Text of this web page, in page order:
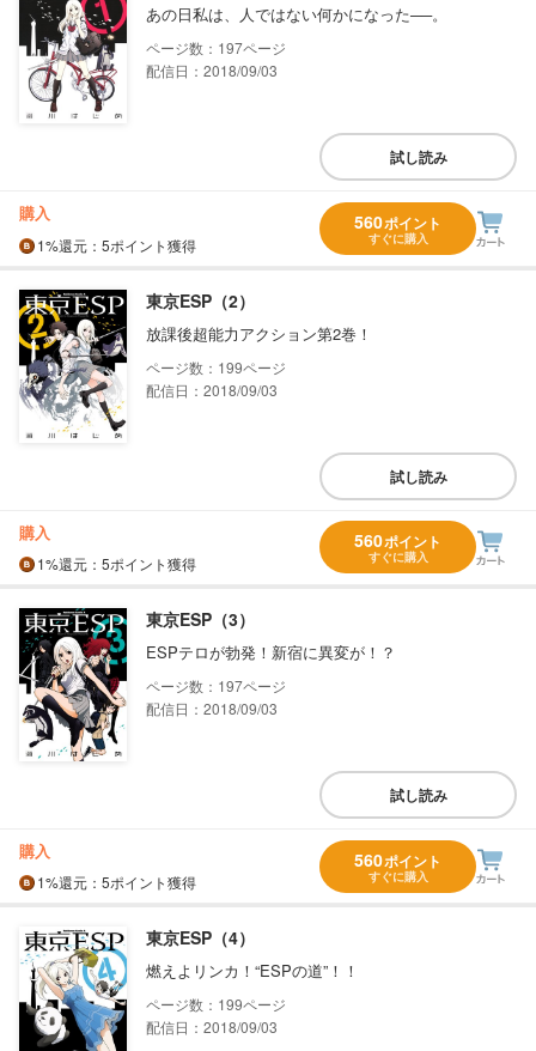
あの日私は、人ではない何かになった──。
197
配信日：2018/09/03
試し読み
購入
1%還元 ：5ポイント獲得
560ポイント
すぐに購入
東京ESP（2）
放課後超能力アクション第2巻！
199
配信日：2018/09/03
試し読み
購入
1%還元 ：5ポイント獲得
560ポイント
すぐに購入
東京ESP（3）
ESPテロが勃発！新宿に異変が！？
197
配信日：2018/09/03
試し読み
購入
1%還元 ：5ポイント獲得
560ポイント
すぐに購入
東京ESP（4）
燃えよリンカ！“ESPの道”！！
199
配信日：2018/09/03